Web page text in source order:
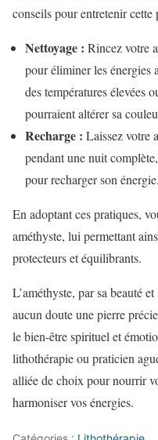
conseils pour entretenir cette
Nettoyage : Rincez votre
pour éliminer les énergies
des températures élevées
pourraient altérer sa
Recharge : Laissez votre
pendant une nuit
pour recharger son énergie.
En adoptant ces pratiques,
améthyste, lui permettant
protecteurs et équilibrants.
L’améthyste, par sa beauté
aucun doute une pierre
le bien-être spirituel et
lithothérapie ou praticien
alliée de choix pour nourrir
harmoniser vos énergies.